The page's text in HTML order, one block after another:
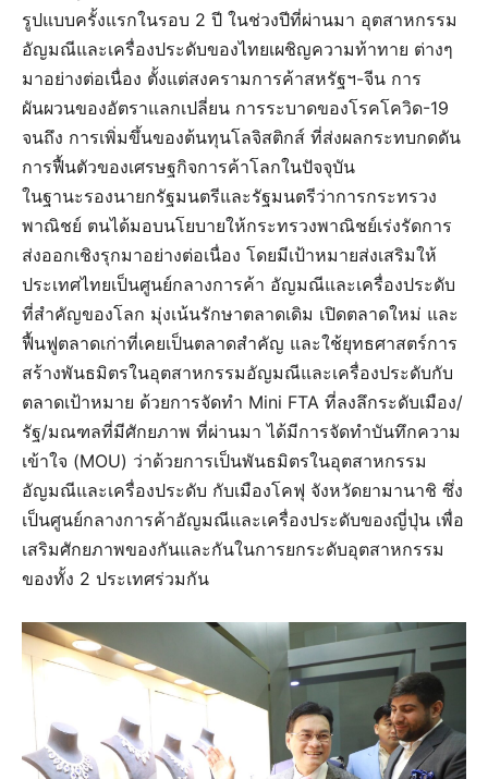
รูปแบบครั้งแรกในรอบ 2 ปี ในช่วงปีที่ผ่านมา อุตสาหกรรม
อัญมณีและเครื่องประดับของไทยเผชิญความท้าทาย ต่างๆ
มาอย่างต่อเนื่อง ตั้งแต่สงครามการค้าสหรัฐฯ-จีน การ
ผันผวนของอัตราแลกเปลี่ยน การระบาดของโรคโควิด-19
จนถึง การเพิ่มขึ้นของต้นทุนโลจิสติกส์ ที่ส่งผลกระทบกดดัน
การฟื้นตัวของเศรษฐกิจการค้าโลกในปัจจุบัน
ในฐานะรองนายกรัฐมนตรีและรัฐมนตรีว่าการกระทรวง
พาณิชย์ ตนได้มอบนโยบายให้กระทรวงพาณิชย์เร่งรัดการ
ส่งออกเชิงรุกมาอย่างต่อเนื่อง โดยมีเป้าหมายส่งเสริมให้
ประเทศไทยเป็นศูนย์กลางการค้า อัญมณีและเครื่องประดับ
ที่สำคัญของโลก มุ่งเน้นรักษาตลาดเดิม เปิดตลาดใหม่ และ
ฟื้นฟูตลาดเก่าที่เคยเป็นตลาดสำคัญ และใช้ยุทธศาสตร์การ
สร้างพันธมิตรในอุตสาหกรรมอัญมณีและเครื่องประดับกับ
ตลาดเป้าหมาย ด้วยการจัดทำ Mini FTA ที่ลงลึกระดับเมือง/
รัฐ/มณฑลที่มีศักยภาพ ที่ผ่านมา ได้มีการจัดทำบันทึกความ
เข้าใจ (MOU) ว่าด้วยการเป็นพันธมิตรในอุตสาหกรรม
อัญมณีและเครื่องประดับ กับเมืองโคฟุ จังหวัดยามานาชิ ซึ่ง
เป็นศูนย์กลางการค้าอัญมณีและเครื่องประดับของญี่ปุ่น เพื่อ
เสริมศักยภาพของกันและกันในการยกระดับอุตสาหกรรม
ของทั้ง 2 ประเทศร่วมกัน